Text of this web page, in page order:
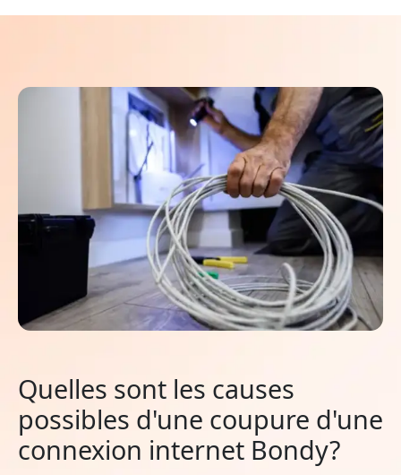
Quelles sont les causes
possibles d'une coupure d'une
connexion internet Bondy?